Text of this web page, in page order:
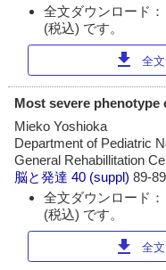
全文ダウンロード
(税込) です。
download 全
Most severe
Mieko Yoshioka
Department of Pediatric
General Rehabillitation
脳と発達 40 (suppl)89-
全文ダウンロード
(税込) です。
download 全